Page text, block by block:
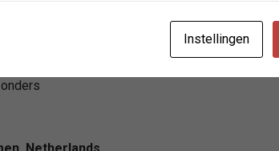
een veelzijdige wellness-ervaring, waarbij
schoonheidsbehandelingen,
Met een passie voor schoonheid en
Instellingen